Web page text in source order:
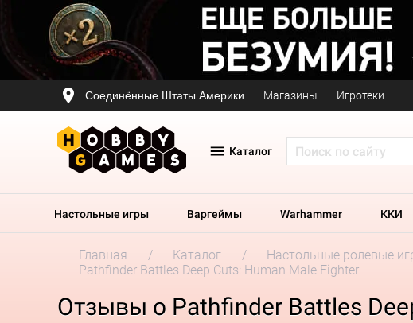
Соединённые Штаты Америки Магазины Игротеки
Каталог
Настольные игры Варгеймы Warhammer ККИ
Главная Каталог Настольные ролевые
Pathfinder Battles Deep Cuts: Human Male Fighter
Отзывы о Pathfinder Battles